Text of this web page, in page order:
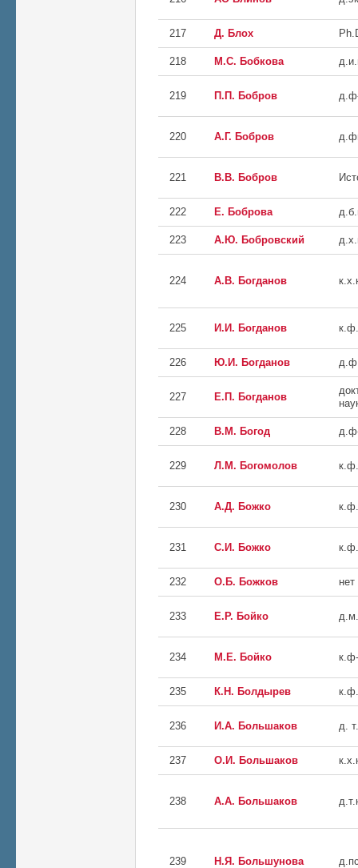
217 Д. Блох
218 М.С. Бобкова
219 П.П. Бобров
220 А.Г. Бобров
221 В.В. Бобров
222 Е. Боброва
223 А.Ю. Бобровский
224 А.В. Богданов
225 И.И. Богданов
226 Ю.И. Богданов
227 Е.П. Богданов
228 В.М. Богод
229 Л.М. Богомолов
230 А.Д. Божко
231 С.И. Божко
232 О.Б. Божков нет
233 Е.Р. Бойко
234 М.Е. Бойко
235 К.Н. Болдырев
236 И.А. Большаков д.
237 О.И. Большаков
238 А.А. Большаков
239 Н.Я. Большунова